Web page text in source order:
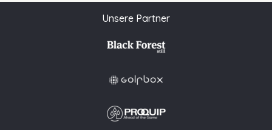
Unsere Partner